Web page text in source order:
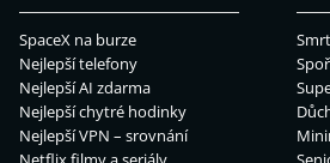
SpaceX na burze
Nejlepší telefony
Nejlepší AI zdarma
Nejlepší chytré hodinky
Nejlepší VPN – srovnání